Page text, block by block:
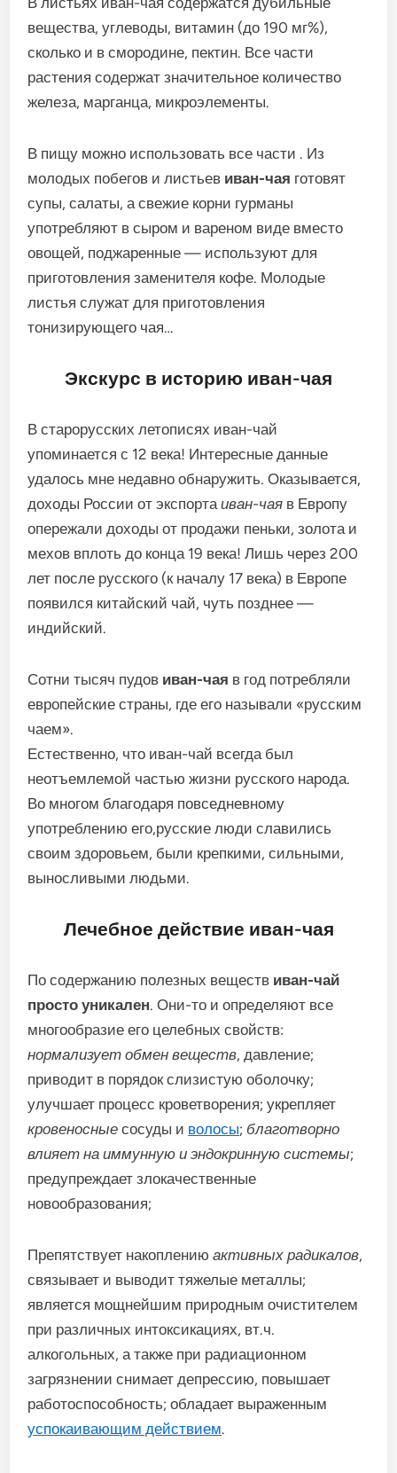
вещества, углеводы, витамин (до 190 мг%),
сколько и в смородине, пектин. Все части
растения содержат значительное количество
железа, марганца, микроэлементы.
В пищу можно использовать все части . Из
молодых побегов и листьев иван-чая готовят
супы, салаты, а свежие корни гурманы
употребляют в сыром и вареном виде вместо
овощей, поджаренные — используют для
приготовления заменителя кофе. Молодые
листья служат для приготовления
тонизирующего чая…
Экскурс в историю иван-чая
В старорусских летописях иван-чай
упоминается с 12 века! Интересные данные
удалось мне недавно обнаружить. Оказывается,
доходы России от экспортаиван-чая в Европу
опережали доходы от продажи пеньки, золота и
мехов вплоть до конца 19 века! Лишь через 200
лет после русского (к началу 17 века) в Европе
появился китайский чай, чуть позднее —
индийский.
Сотни тысяч пудов иван-чая в год потребляли
европейские страны, где его называли «русским
чаем».
Естественно, что иван-чай всегда был
неотъемлемой частью жизни русского народа.
Во многом благодаря повседневному
употреблению его,русские люди славились
своим здоровьем, были крепкими, сильными,
выносливыми людьми.
Лечебное действие иван-чая
По содержанию полезных веществ иван-чай
просто уникален. Они-то и определяют все
многообразие его целебных свойств:
нормализует обмен веществ, давление;
приводит в порядок слизистую оболочку;
улучшает процесс кроветворения; укрепляет
кровеносные сосуды и волосы; благотворно
влияет на иммунную и эндокринную системы;
предупреждает злокачественные
новообразования;
Препятствует накоплению активных радикалов,
связывает и выводит тяжелые металлы;
является мощнейшим природным очистителем
при различных интоксикациях, вт.ч.
алкогольных, а также при радиационном
загрязнении снимает депрессию, повышает
работоспособность; обладает выраженным
успокаивающим действием.